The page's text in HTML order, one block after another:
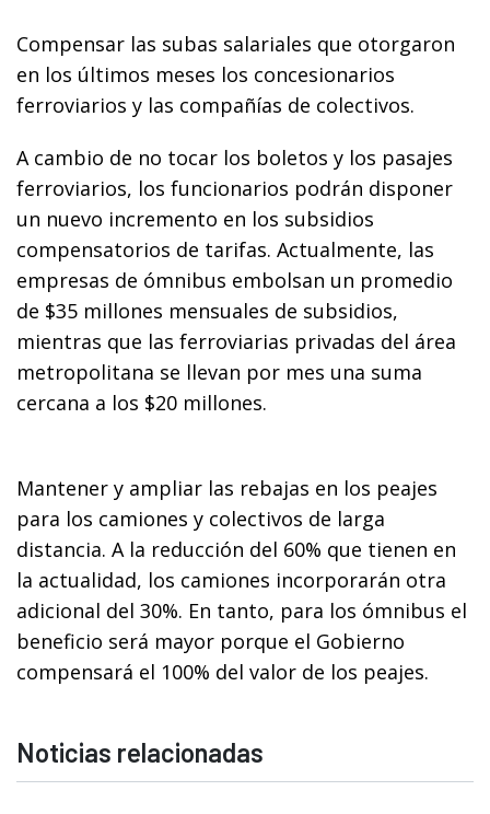
Compensar las subas salariales que otorgaron
en los últimos meses los concesionarios
ferroviarios y las compañías de colectivos.
A cambio de no tocar los boletos y los pasajes
ferroviarios, los funcionarios podrán disponer
un nuevo incremento en los subsidios
compensatorios de tarifas. Actualmente, las
empresas de ómnibus embolsan un promedio
de $35 millones mensuales de subsidios,
mientras que las ferroviarias privadas del área
metropolitana se llevan por mes una suma
cercana a los $20 millones.
Mantener y ampliar las rebajas en los peajes
para los camiones y colectivos de larga
distancia. A la reducción del 60% que tienen en
la actualidad, los camiones incorporarán otra
adicional del 30%. En tanto, para los ómnibus el
beneficio será mayor porque el Gobierno
compensará el 100% del valor de los peajes.
Noticias relacionadas